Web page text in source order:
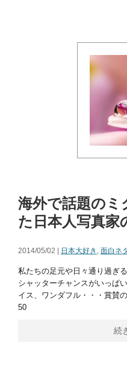
海外で話題のミ
た日本人写真家
2014/05/02 | 日本大好き , 面白ネ
私たちの足元や日々通り過ぎ
シャッターチャンスがいっぱ
イス、ワンダフル・・・賞賛
50
続